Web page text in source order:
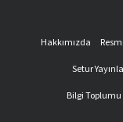
Hakkımızda
Setur
Bilgi